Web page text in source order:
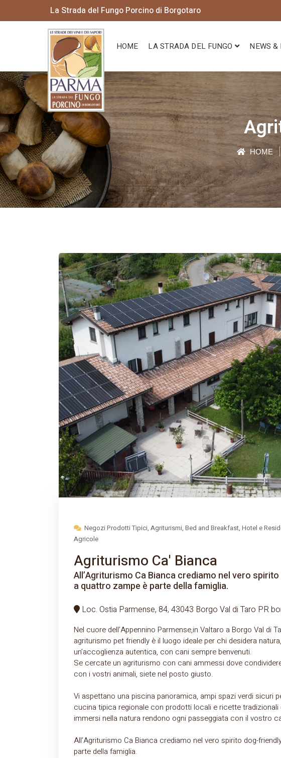
La Strada del Fungo Porcino di Borgotaro
HOME LA STRADA DEL FUNGO NEWS &
HOME
Negozi Prodotti Tipici, Agriturismi, Bed and Breakfast, Hotel e
Agricole
Agriturismo Ca' Bianca
All’Agriturismo Ca Bianca crediamo nel vero
a quattro zampe è parte della famiglia.
Loc. Ostia Parmense, 84, 43043 Borgo Val di Taro PR
Nel cuore dell’Appennino Parmense,in Valtaro a Borgo Val di
agriturismo pet friendly è il luogo ideale per chi desidera
un’accoglienza autentica, con cani sempre benvenuti.
Se cercate un agriturismo con cani ammessi dove
con i vostri animali, siete nel posto giusto.
Vi aspettano una piscina panoramica, ampi spazi verdi sicuri
cucina tipica regionale con prodotti locali e ricette
immersi nella natura rendono ogni passeggiata con il vostro
All’Agriturismo Ca Bianca crediamo nel vero spirito dog-
parte della famiglia.